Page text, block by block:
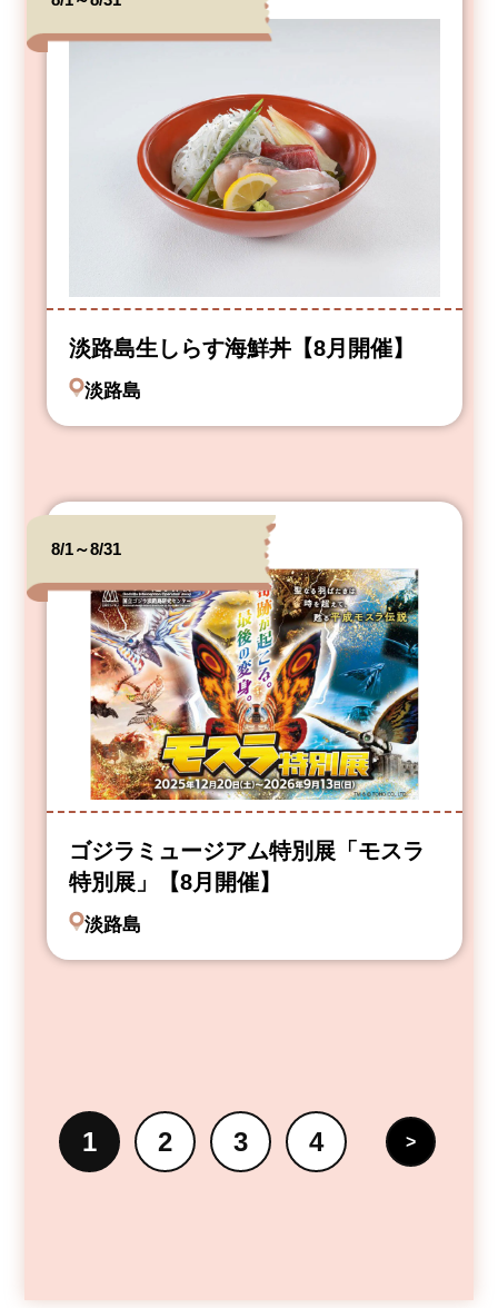
淡路島生しらす海鮮丼【8月開催】
淡路島
8/1～8/31
ゴジラミュージアム特別展「モスラ
特別展」【8月開催】
淡路島
1 2 3 4 >